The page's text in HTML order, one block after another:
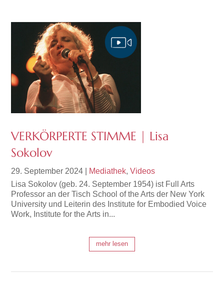
VERKÖRPERTE STIMME | Lisa
Sokolov
29. September 2024 Mediathek,Videos
Lisa Sokolov (geb. 24. September 1954) ist Full Arts
Professor an der Tisch School of the Arts der New York
University und Leiterin des Institute for Embodied Voice
Work, Institute for the Arts in...
mehr lesen